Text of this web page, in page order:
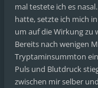
mal testete ich es
hatte, setzte ich mich
um auf die Wirkung zu
Bereits nach wenigen
Tryptaminsummton
Puls und Blutdruck
zwischen mir selber